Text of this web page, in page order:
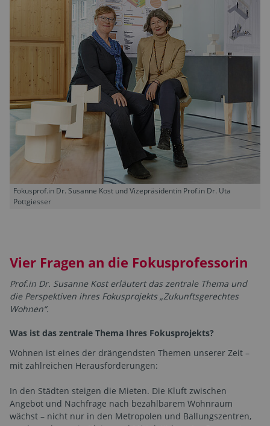
Fokusprof.in Dr. Susanne Kost und Vizepräsidentin Prof.in Dr. Uta
Pottgiesser
Vier Fragen an die Fokusprofessorin
Prof.in Dr. Susanne Kost erläutert das zentrale Thema und
die Perspektiven ihres Fokusprojekts „Zukunftsgerechtes
Wohnen“.
Was ist das zentrale Thema Ihres Fokusprojekts?
Wohnen ist eines der drängendsten Themen unserer Zeit –
mit zahlreichen Herausforderungen:
In den Städten steigen die Mieten. Die Kluft zwischen
Angebot und Nachfrage nach bezahlbarem Wohnraum
wächst – nicht nur in den Metropolen und Ballungszentren,